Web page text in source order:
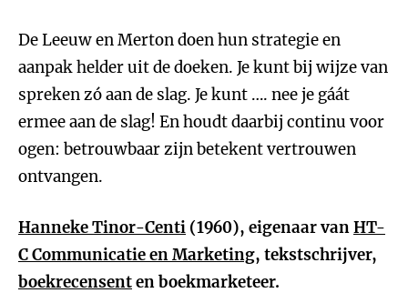
De Leeuw en Merton doen hun strategie en
aanpak helder uit de doeken. Je kunt bij wijze van
spreken zó aan de slag. Je kunt …. nee je gáát
ermee aan de slag! En houdt daarbij continu voor
ogen: betrouwbaar zijn betekent vertrouwen
ontvangen.
Hanneke Tinor-Centi (1960), eigenaar vanHT-
C Communicatie en Marketing, tekstschrijver,
boekrecensenten boekmarketeer.